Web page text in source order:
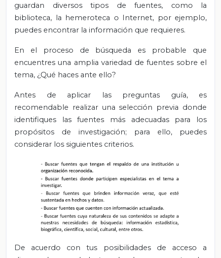
guardan diversos tipos de fuentes, como la
biblioteca, la hemeroteca o Internet, por ejemplo,
puedes encontrar la información que requieres.
En el proceso de búsqueda es probable que
encuentres una amplia variedad de fuentes sobre el
tema, ¿Qué haces ante ello?
Antes de aplicar las preguntas guía, es
recomendable realizar una selección previa donde
identifiques las fuentes más adecuadas para los
propósitos de investigación; para ello, puedes
considerar los siguientes criterios.
De acuerdo con tus posibilidades de acceso a